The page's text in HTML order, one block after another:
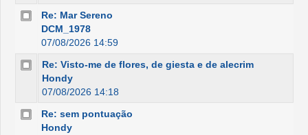
Re: Mar Sereno
DCM_1978
07/08/2026 14:59
Re: Visto-me de flores, de giesta e de alecrim
Hondy
07/08/2026 14:18
Re: sem pontuação
Hondy